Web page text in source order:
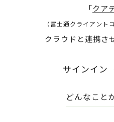
「クア
（富士通クライアント
クラウドと連携さ
サインイン
どんなこと